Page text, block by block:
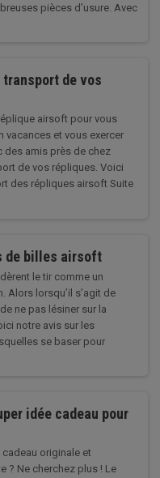
pièces d’usure. Avec
de vos
airsoft pour vous
vacances et vous exercer
des amis près de chez
de vos répliques. Voici
des répliques airsoft Suite
de billes airsoft
le tir comme un
Alors lorsqu’il s’agit de
ne pas lésiner sur la
notre avis sur les
se baser pour
idée cadeau pour
cadeau originale et
? Ne cherchez plus ! Le